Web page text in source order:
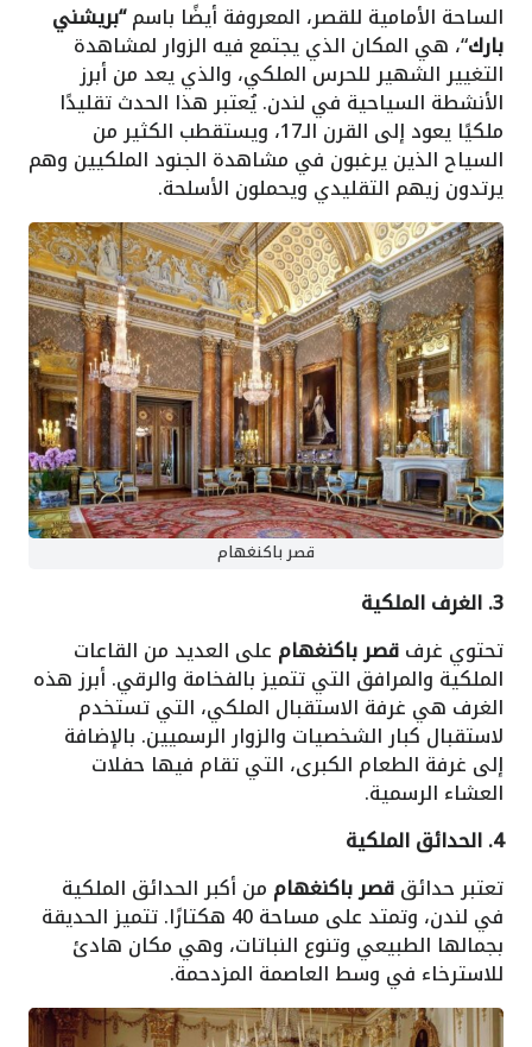
الساحة الأمامية للقصر، المعروفة أيضًا باسم“بريشني
بارك“، هي المكان الذي يجتمع فيه الزوار لمشاهدة
التغيير الشهير للحرس الملكي، والذي يعد من أبرز
الأنشطة السياحية في لندن. يُعتبر هذا الحدث تقليدًا
ملكيًا يعود إلى القرن الـ17، ويستقطب الكثير من
السياح الذين يرغبون في مشاهدة الجنود الملكيين وهم
يرتدون زيهم التقليدي ويحملون الأسلحة.
قصر باكنغهام
3. الغرف الملكية
تحتوي غرفقصر باكنغهام على العديد من القاعات
الملكية والمرافق التي تتميز بالفخامة والرقي. أبرز هذه
الغرف هي غرفة الاستقبال الملكي، التي تستخدم
لاستقبال كبار الشخصيات والزوار الرسميين. بالإضافة
إلى غرفة الطعام الكبرى، التي تقام فيها حفلات
العشاء الرسمية.
4. الحدائق الملكية
تعتبر حدائققصر باكنغهام من أكبر الحدائق الملكية
في لندن، وتمتد على مساحة 40 هكتارًا. تتميز الحديقة
بجمالها الطبيعي وتنوع النباتات، وهي مكان هادئ
للاسترخاء في وسط العاصمة المزدحمة.